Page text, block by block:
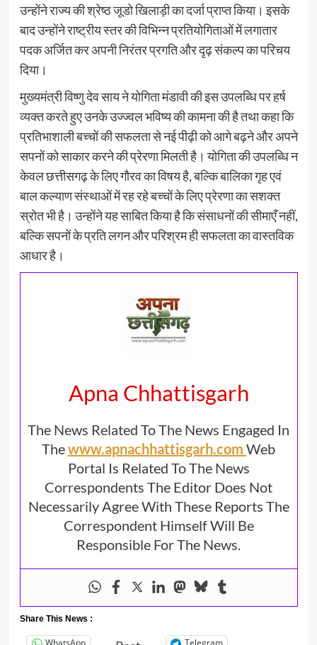
उन्होंने राज्य की श्रेष्ठ जूडो खिलाड़ी का दर्जा प्राप्त किया। इसके
बाद उन्होंने राष्ट्रीय स्तर की विभिन्न प्रतियोगिताओं में लगातार
पदक अर्जित कर अपनी निरंतर प्रगति और दृढ़ संकल्प का परिचय
दिया।
मुख्यमंत्री विष्णु देव साय ने योगिता मंडावी की इस उपलब्धि पर हर्ष
व्यक्त करते हुए उनके उज्ज्वल भविष्य की कामना की है तथा कहा कि
प्रतिभाशाली बच्चों की सफलता से नई पीढ़ी को आगे बढ़ने और अपने
सपनों को साकार करने की प्रेरणा मिलती है। योगिता की उपलब्धि न
केवल छत्तीसगढ़ के लिए गौरव का विषय है, बल्कि बालिका गृह एवं
बाल कल्याण संस्थाओं में रह रहे बच्चों के लिए प्रेरणा का सशक्त
स्रोत भी है। उन्होंने यह साबित किया है कि संसाधनों की सीमाएँ नहीं,
बल्कि सपनों के प्रति लगन और परिश्रम ही सफलता का वास्तविक
आधार है।
Apna Chhattisgarh
The News Related To The News Engaged In
Thewww.apnachhattisgarh.com Web
Portal Is Related To The News
Correspondents The Editor Does Not
Necessarily Agree With These Reports The
Correspondent Himself Will Be
Responsible For The News.
Share This News :